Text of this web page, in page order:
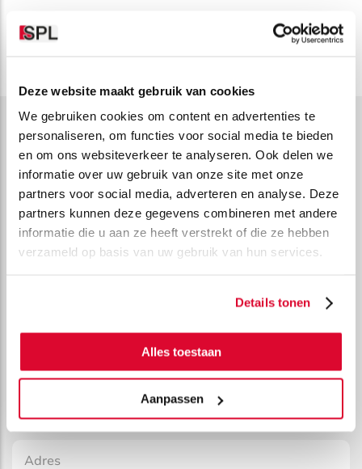
Deze website maakt gebruik van cookies
We gebruiken cookies om content en advertenties te
personaliseren, om functies voor social media te bieden
en om ons websiteverkeer te analyseren. Ook delen we
informatie over uw gebruik van onze site met onze
partners voor social media, adverteren en analyse. Deze
partners kunnen deze gegevens combineren met andere
informatie die u aan ze heeft verstrekt of die ze hebben
verzameld op basis van uw gebruik van hun services.
Details tonen
Alles toestaan
Aanpassen
Solliciteren?
Ben jij de Bedradingsmonteur die we zoeken? Vul dan
hieronder het formulier in! Acquisitie naar aanleiding van
deze vacature wordt niet op prijs gesteld.
VOORNAAM
(REQUIRED)
(REQUIRED)